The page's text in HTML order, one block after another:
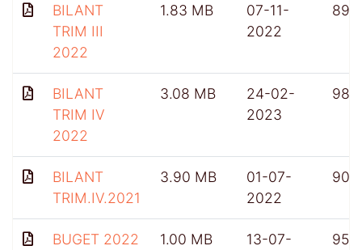
BILANT
TRIM III
2022
1.83 MB
07-11-
2022
899
BILANT
TRIM IV
2022
3.08 MB
24-02-
2023
985
BILANT
TRIM.IV.2021
3.90 MB
01-07-
2022
902
BUGET 2022
1.00 MB
13-07-
956